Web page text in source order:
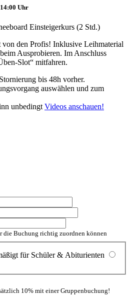
Uhr
Einsteigerkurs (2 Std.)
den Profis! Inklusive Leihmaterial
Ausprobieren. Im Anschluss
Slot“ mitfahren.
bis 48h vorher.
auswählen und zum
unbedingt Videos anschauen!
die Buchung richtig zuordnen können
für Schüler & Abiturienten
10% mit einer Gruppenbuchung!